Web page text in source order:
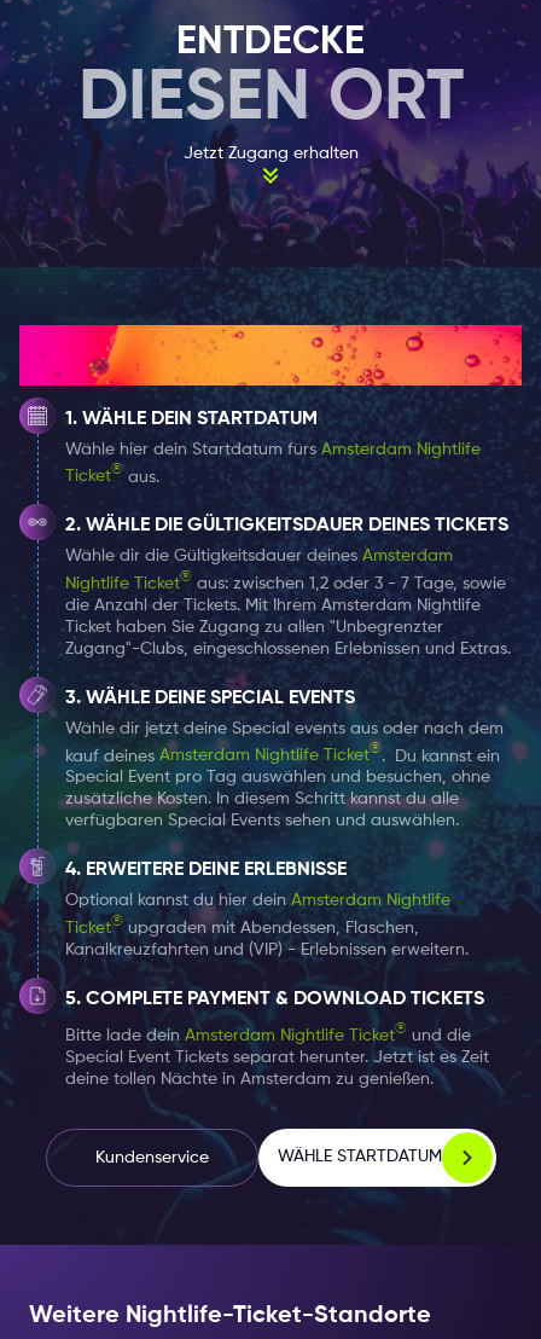
Räume sind mit LED-Leuchten, Stroboskopen und
lebenslustigen Einheimischen geschmückt. Aber auch
Touristen und Reisende aus aller Welt treffen sich hier
zu einer gemeinsamen Nacht voller Spaß und Unheil.
Diese Location ist jeden Abend der Woche bis 04:00
Uhr morgens geöffnet, was bedeutet, dass Du hier
immer eine Party feiern kannst.
Jede Nacht ist eine neue Erfahrung
Dies ist ein Ort für diejenigen, die ein lebhaftes
Publikum genießen, Einheimische treffen und Ihre Zeit
mit anderen Reisenden verbringen wollen. Tanze zu
großartigem R&B, Hip-Hop, House und Latino und
verpasse auf keinen Fall die wöchentliche Karaoke-
und Open-Mic-Nacht.
Der Nachtclub Candela hat eine erstklassige Bar mit
professionellen Barkeepern, die im Mixen von speziellen
Drinks und Short ausgebildet sind. So kannst Du sicher
sein, dass die Party niemals endet.
Das Candela befindet sich direkt am Leidseplein und
ist aus allen Teilen Amsterdams leicht und schnell zu
erreichen. Bringe Deine Freunde, Familie und Lieben
mit, bereitet Euch auf das Unerwartete vor und
verbringt eine verrückte Nacht miteinander.
Wir empfehlen Dir, Dich für den Ausgang schick
anzuziehen, da die Kleiderordnung von Club zu Club
unterschiedlich ist.
Genieße die Partynacht und trinke
verantwortungsbewusst!
ENTDECKE
DIESEN ORT
Jetzt Zugang erhalten
Wie es funktioniert
Kundenservice WÄHLE STARTDATUM
WÄHLE DEIN STARTDATUM
Wähle hier dein Startdatum fürs Amsterdam Nightlife
Ticket® aus.
WÄHLE DIE GÜLTIGKEITSDAUER DEINES TICKETS
Wähle dir die Gültigkeitsdauer deines Amsterdam
Nightlife Ticket® aus: zwischen 1,2 oder 3 - 7 Tage, sowie
die Anzahl der Tickets. Mit Ihrem Amsterdam Nightlife
Ticket haben Sie Zugang zu allen "Unbegrenzter
Zugang"-Clubs, eingeschlossenen Erlebnissen und Extras.
WÄHLE DEINE SPECIAL EVENTS
Wähle dir jetzt deine Special events aus oder nach dem
kauf deines Amsterdam Nightlife Ticket®.
Du kannst ein
Special Event pro Tag auswählen und besuchen, ohne
zusätzliche Kosten. In diesem Schritt kannst du alle
verfügbaren Special Events sehen und auswählen.
ERWEITERE DEINE ERLEBNISSE
Optional kannst du hier dein Amsterdam Nightlife
Ticket® upgraden mit Abendessen, Flaschen,
Kanalkreuzfahrten und (VIP) - Erlebnissen erweitern.
COMPLETE PAYMENT & DOWNLOAD TICKETS
Bitte lade dein Amsterdam Nightlife Ticket® und die
Special Event Tickets separat herunter. Jetzt ist es Zeit
deine tollen Nächte in Amsterdam zu genießen.
Weitere Nightlife-Ticket-Standorte